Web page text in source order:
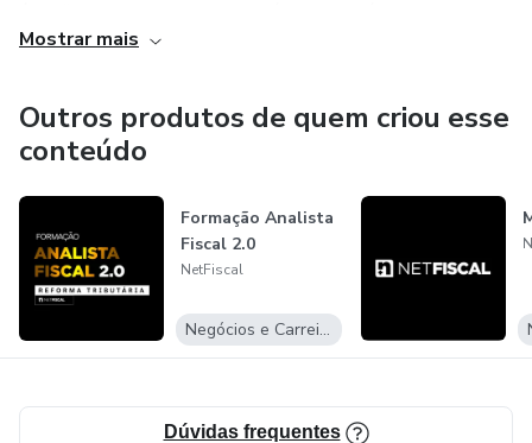
direcionadas, sem enrolação, tudo pensado de forma a
nossos alunos.
Mostrar mais
Outros produtos de quem criou esse
conteúdo
Formação Analista
Fiscal 2.0
NetFiscal
Negócios e Carreira
Dúvidas frequentes